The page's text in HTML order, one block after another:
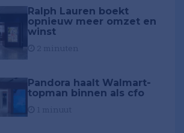
Ralph Lauren boekt
opnieuw meer omzet en
winst
Pandora haalt Walmart-
topman binnen als cfo